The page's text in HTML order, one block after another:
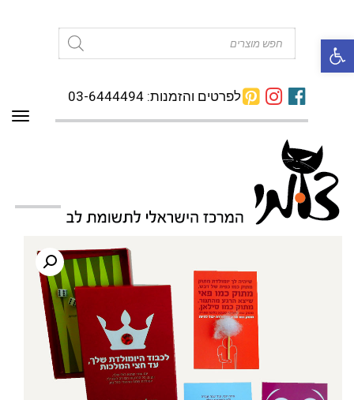
פתח סרגל נגישות
לפרטים והזמנות: 03-6444494